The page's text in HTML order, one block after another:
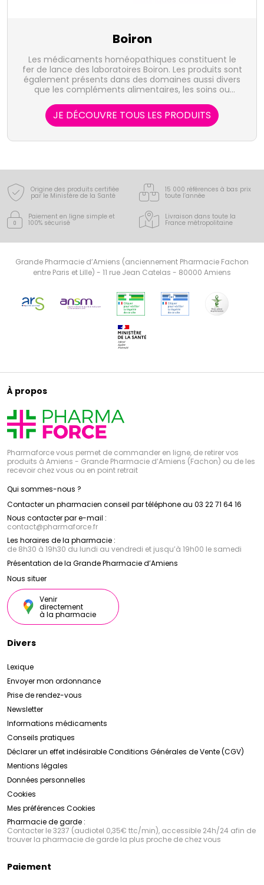
Boiron
Les médicaments homéopathiques constituent le
fer de lance des laboratoires Boiron. Les produits sont
également présents dans des domaines aussi divers
que les compléments alimentaires, les soins ou
JE DÉCOUVRE TOUS LES PRODUITS
Origine des produits certifiée
par le Ministère de la Santé
15 000 références à bas prix
toute l’année
Paiement en ligne simple et
100% sécurisé
Livraison dans toute la
France métropolitaine
Grande Pharmacie d’Amiens (anciennement Pharmacie Fachon
entre Paris et Lille) - 11 rue Jean Catelas - 80000 Amiens
À propos
Pharmaforce vous permet de commander en ligne, de retirer vos
produits à Amiens - Grande Pharmacie d’Amiens (Fachon) ou de les
recevoir chez vous ou en point retrait
Qui sommes-nous ?
Contacter un pharmacien conseil par téléphone au 03 22 71 64 16
Nous contacter par e-mail :
contact@pharmaforce.fr
Les horaires de la pharmacie :
de 8h30 à 19h30 du lundi au vendredi et jusqu’à 19h00 le samedi
Présentation de la Grande Pharmacie d’Amiens
Nous situer
Venir
directement
à la pharmacie
Divers
Lexique
Envoyer mon ordonnance
Prise de rendez-vous
Newsletter
Informations médicaments
Conseils pratiques
Déclarer un effet indésirableConditions Générales de Vente (CGV)
Mentions légales
Données personnelles
Cookies
Mes préférences Cookies
Pharmacie de garde :
Contacter le 3237 (audiotel 0,35€ ttc/min), accessible 24h/24 afin de
trouver la pharmacie de garde la plus proche de chez vous
Paiement